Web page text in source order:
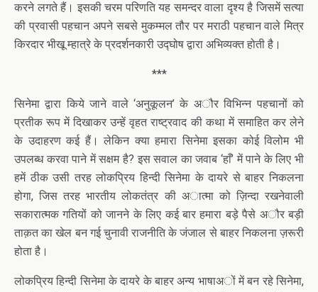
करने लगते हैं। इसकी चरम परिणति यह समन्दर वाला दृश्य है जिसमें सत्या
की प्रवासी पहचान अपने सबसे मुकम्मल तौर पर मराठी पहचान वाले मित्र
किरदार भीखू म्हात्रे के प्रदर्शनकारी उद्घोष द्वारा अभिव्यक्त होती है।
***
सिनेमा द्वारा किये जाने वाले ‘अनुकूलन’ के अौर विभिन्न पहचानों को
प्रतीक रूप में दिखाकर उन्हें वृहत राष्ट्रवाद की कथा में समाहित कर लेने
के उदाहरण कई हैं। लेकिन क्या हमारा सिनेमा इसका कोई विलोम भी
उपलब्ध करवा पाने में सक्षम है? इस सवाल का जवाब ‘हाँ’ में पाने के लिए भी
हमें ठीक उसी तरह लोकप्रिय हिन्दी सिनेमा के दायरे से बाहर निकलना
होगा, जिस तरह भारतीय लोकतंत्र की अात्मा को ज़िन्दा रखनेवाली
सकारात्मक गतियों को जानने के लिए कई बार हमारा बड़े पैसे अौर बड़ी
ताक़त का खेल बन गई चुनावी राजनीति के जंजाल से बाहर निकलना ज़रूरी
होता है।
लोकप्रिय हिन्दी सिनेमा के दायरे के बाहर अन्य भाषाअों में बन रहे सिनेमा,